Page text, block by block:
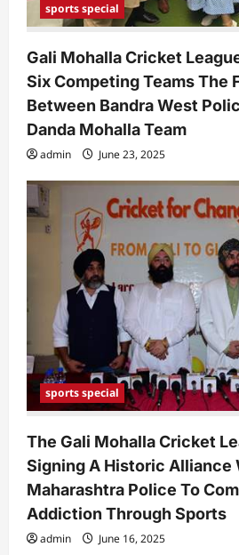
sports special
Gali Mohalla Cricket
Six Competing Teams The
Between Bandra West
Danda Mohalla Team
admin June 23, 2025
sports special
The Gali Mohalla Cricket
Signing A Historic Alliance
Maharashtra Police To
Addiction Through Sports
admin June 16, 2025